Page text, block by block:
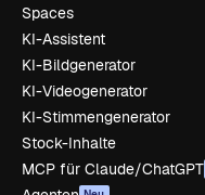
Spaces
KI-Assistent
KI-Bildgenerator
KI-Videogenerator
KI-Stimmengenerator
Stock-Inhalte
MCP für Claude/ChatGPT